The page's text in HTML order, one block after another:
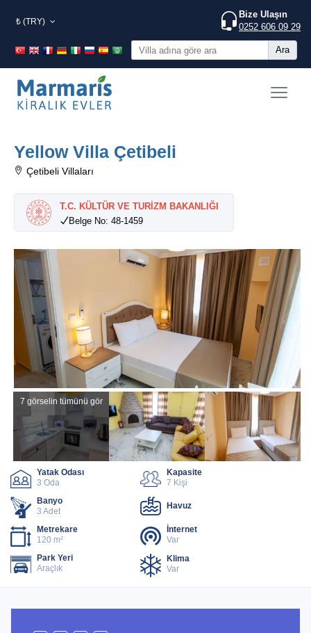
₺ (TRY)
Bize Ulaşın
0252 606 09 29
Ara
Yellow Villa Çetibeli
Çetibeli Villaları
T.C. KÜLTÜR VE TURİZM BAKANLIĞI
Belge No: 48-1459
7 görselin tümünü gör
Yatak Odası
3 Oda
Kapasite
7 Kişi
Banyo
3 Adet
Havuz
Metrekare
120 m²
İnternet
Var
Park Yeri
Araçlık
Klima
Var